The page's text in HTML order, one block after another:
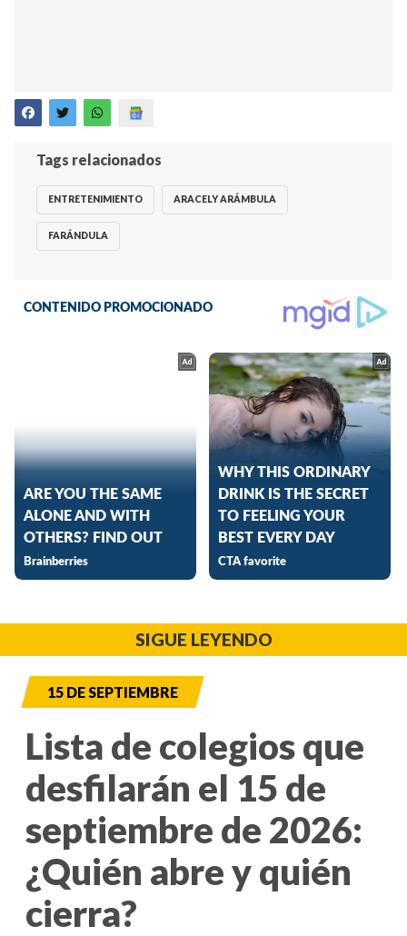
Tags relacionados
ENTRETENIMIENTO ARACELY ARÁMBULA
FARÁNDULA
SIGUE LEYENDO
15 DE SEPTIEMBRE
Lista de colegios que
desfilarán el 15 de
septiembre de 2026:
¿Quién abre y quién
cierra?